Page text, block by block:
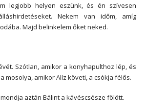
legjobb helyen eszünk, és én szívesen
Nekem van időm, amíg
Majd belinkelem őket neked.
Szótlan, amikor a konyhapulthoz lép, és
mosolya, amikor Alíz követi, a csókja félős.
aztán Bálint a kávéscsésze fölött.